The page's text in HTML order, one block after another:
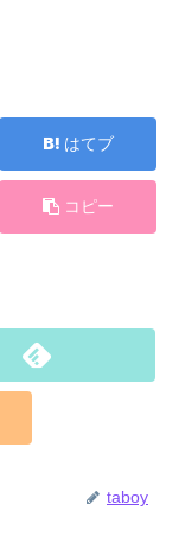
はてブ
コピー
taboy